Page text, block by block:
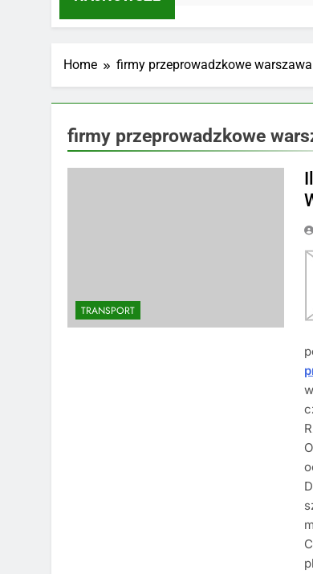
Home firmy przeprowadzkowe warszawa
firmy przeprowadzkowe
TRANSPORT